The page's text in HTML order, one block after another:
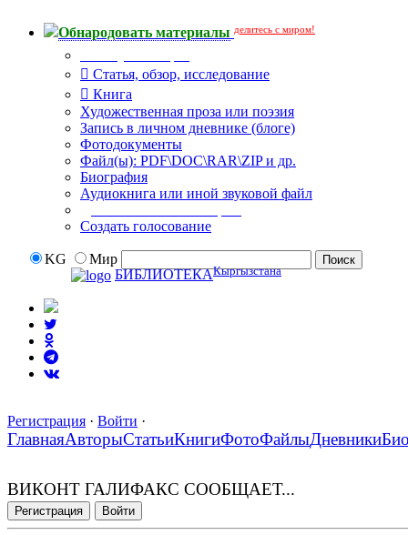
Обнародовать материалы делитесь с миром!
Статья, обзор, исследование
Книга
Художественная проза или поэзия
Запись в личном дневнике (блоге)
Фотодокументы
Файл(ы): PDF\DOC\RAR\ZIP и др.
Биография
Аудиокнига или иной звуковой файл
Создать голосование
KG
Мир
БИБЛИОТЕКАКыргызстана
Регистрация · Войти ·
ГлавнаяАвторыСтатьиКнигиФотоФайлыДневники
ВИКОНТ ГАЛИФАКС СООБЩАЕТ...
Регистрация Войти